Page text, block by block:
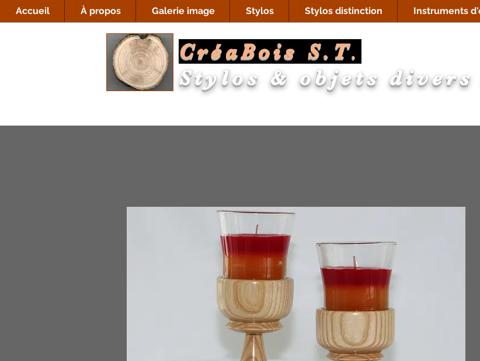
Accueil À propos Galerie image Stylos Stylos distinction Instruments
CréaBois S.T.
Stylos & objets divers